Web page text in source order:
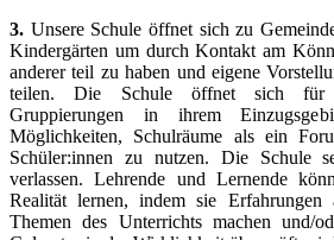
3. Unsere Schule öffnet sich zu
Kindergärten um durch Kontakt am
anderer teil zu haben und eigene
teilen. Die Schule öffnet sich für
Gruppierungen in ihrem
Möglichkeiten, Schulräume als ein
Schüler:innen zu nutzen. Die Schule
verlassen. Lehrende und Lernende
Realität lernen, indem sie
Themen des Unterrichts machen und/